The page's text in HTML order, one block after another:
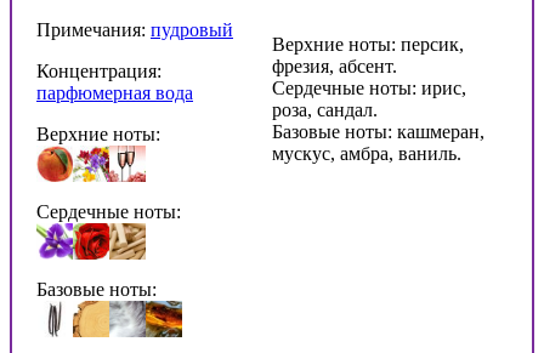
Примечания: пудровый
Концентрация:
парфюмерная вода
Верхние ноты:
Сердечные ноты:
Базовые ноты:
Верхние ноты: персик,
фрезия, абсент.
Сердечные ноты: ирис,
роза, сандал.
Базовые ноты: кашмеран,
мускус, амбра, ваниль.